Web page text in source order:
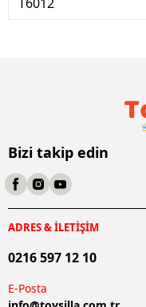
Bizi takip edin
ADRES & İLETİŞİM
0216 597 12 10
E-Posta